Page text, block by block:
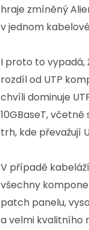
hraje zmíněný
v jednom
I proto to vypadá,
rozdíl od UTP
chvíli dominuje
10GBaseT,
trh, kde převažují
V případě
všechny
patch panelu,
a velmi kvalitního